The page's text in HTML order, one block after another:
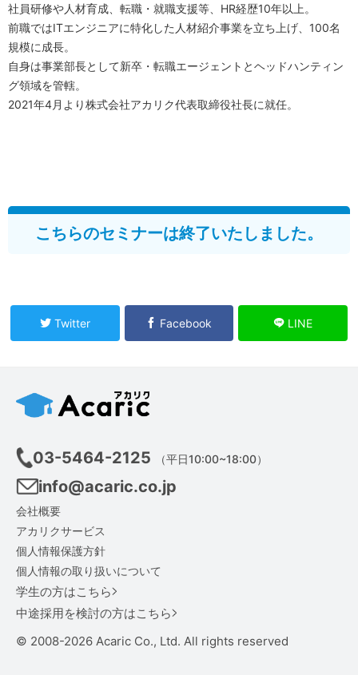
社員研修や人材育成、転職・就職支援等、HR経歴10年以上。
前職ではITエンジニアに特化した人材紹介事業を立ち上げ、100名
規模に成長。
自身は事業部長として新卒・転職エージェントとヘッドハンティン
グ領域を管轄。
2021年4月より株式会社アカリク代表取締役社長に就任。
こちらのセミナーは終了いたしました。
Twitter Facebook LINE
03-5464-2125 （平日10:00~18:00）
info@acaric.co.jp
会社概要
アカリクサービス
個人情報保護方針
個人情報の取り扱いについて
学生の方はこちら
中途採用を検討の方はこちら
© 2008-2026 Acaric Co., Ltd. All rights reserved